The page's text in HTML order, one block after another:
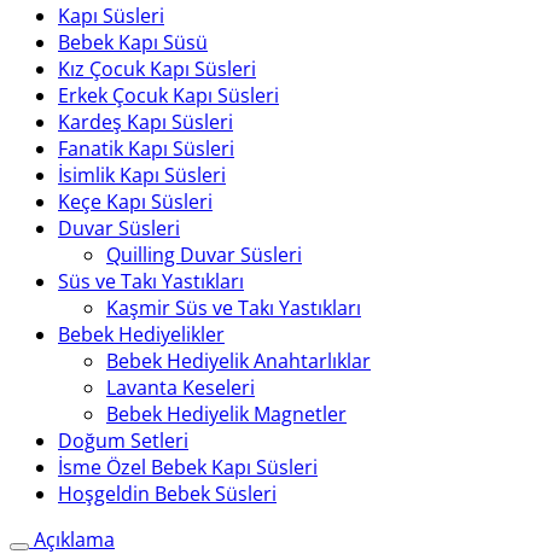
Kapı Süsleri
Bebek Kapı Süsü
Kız Çocuk Kapı Süsleri
Erkek Çocuk Kapı Süsleri
Kardeş Kapı Süsleri
Fanatik Kapı Süsleri
İsimlik Kapı Süsleri
Keçe Kapı Süsleri
Duvar Süsleri
Quilling Duvar Süsleri
Süs ve Takı Yastıkları
Kaşmir Süs ve Takı Yastıkları
Bebek Hediyelikler
Bebek Hediyelik Anahtarlıklar
Lavanta Keseleri
Bebek Hediyelik Magnetler
Doğum Setleri
İsme Özel Bebek Kapı Süsleri
Hoşgeldin Bebek Süsleri
Açıklama